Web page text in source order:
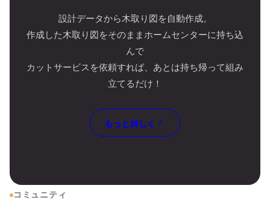
設計データから木取り図を自動作成。
作成した木取り図をそのままホームセンターに持ち込
んで
カットサービスを依頼すれば、あとは持ち帰って組み
立てるだけ！
もっと詳しく
コミュニティ